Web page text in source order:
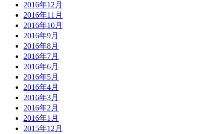
2016年12月
2016年11月
2016年10月
2016年9月
2016年8月
2016年7月
2016年6月
2016年5月
2016年4月
2016年3月
2016年2月
2016年1月
2015年12月